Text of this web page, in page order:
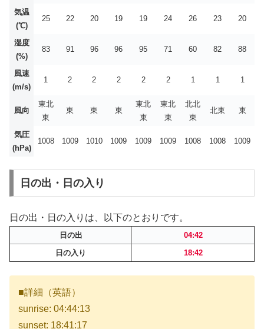
気温
(℃)
25 22 20 19 19 24 26 23 20
湿度
(%)
83 91 96 96 95 71 60 82 88
風速
(m/s)
1 2 2 2 2 2 1 1 1
風向
東北
東
東 東 東
東北
東
東北
東
北北
東
北東 東
気圧
(hPa)
1008 1009 1010 1009 1009 1009 1008 1008 1009
日の出・日の入り
日の出・日の入りは、以下のとおりです。
日の出
04:42
日の入り
18:42
■詳細（英語）
sunrise: 04:44:13
sunset: 18:41:17